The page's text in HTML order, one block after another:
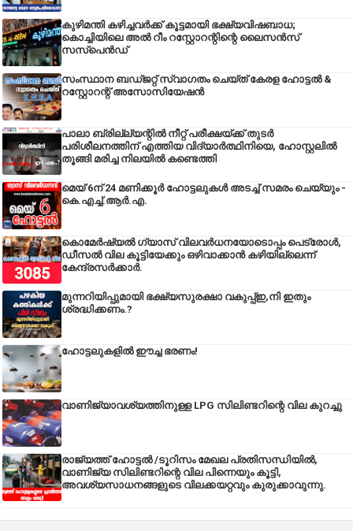
കുഴിമന്തി കഴിച്ചവർക്ക് കൂട്ടമായി ഭക്ഷ്യവിഷബാധ;
കൊച്ചിയിലെ അൽ റീം റസ്റ്റോറന്റിന്റെ ലൈസൻസ്
സസ്പെൻഡ്
സംസ്ഥാന ബഡ്‌ജറ്റ് സ്വാഗതം ചെയ്ത് കേരള ഹോട്ടൽ &
റസ്റ്റോറന്റ് അസോസിയേഷൻ
പാലാ ബ്രില്ല്യന്റിൽ നീറ്റ് പരീക്ഷയ്ക്ക് തുടർ
പരിശീലനത്തിന് എത്തിയ വിദ്യാർത്ഥിനിയെ, ഹോസ്റ്റലിൽ
തൂങ്ങി മരിച്ച നിലയിൽ കണ്ടെത്തി
മെയ് 6ന് 24 മണിക്കൂർ ഹോട്ടലുകൾ അടച്ച് സമരം ചെയ്യും -
കെ.എച്ച്.ആർ.എ.
കൊമേർഷ്യൽ ഗ്യാസ് വിലവർധനയോടൊപ്പം പെട്രോൾ,
ഡീസല്‍ വില കൂട്ടിയേക്കും ഒഴിവാക്കാന്‍ കഴിയില്ലെന്ന്
കേന്ദ്രസര്‍ക്കാര്‍.
മുന്നറിയിപ്പുമായി ഭക്ഷ്യസുരക്ഷാ വകുപ്പ്ഇ,നി ഇതും
ശ്രദ്ധിക്കണം.?
ഹോട്ടലുകളിൽ ഈച്ച ഭരണം!
വാണിജ്യാവശ്യത്തിനുള്ള LPG സിലിണ്ടറിന്റെ വില കുറച്ചു
രാജ്യത്ത് ഹോട്ടൽ /ടൂറിസം മേഖല പ്രതിസന്ധിയിൽ,
വാണിജ്യ സിലിണ്ടറിന്റെ വില പിന്നെയും കൂട്ടി,
അവശ്യസാധനങ്ങളുടെ വിലക്കയറ്റവും കുരുക്കാവുന്നു.